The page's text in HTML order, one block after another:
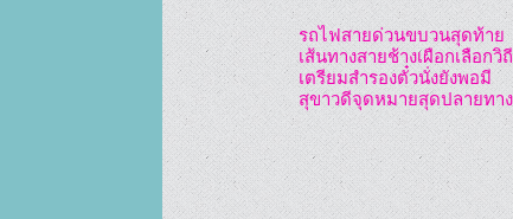
รถไฟสายด่วนขบวนสุดท้าย
เส้นทางสายช้างเผือกเลือกวิถี
เตรียมสำรองตั๋วนั่งยังพอมี